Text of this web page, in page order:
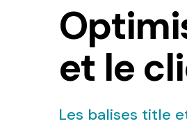
et le
Les balises title